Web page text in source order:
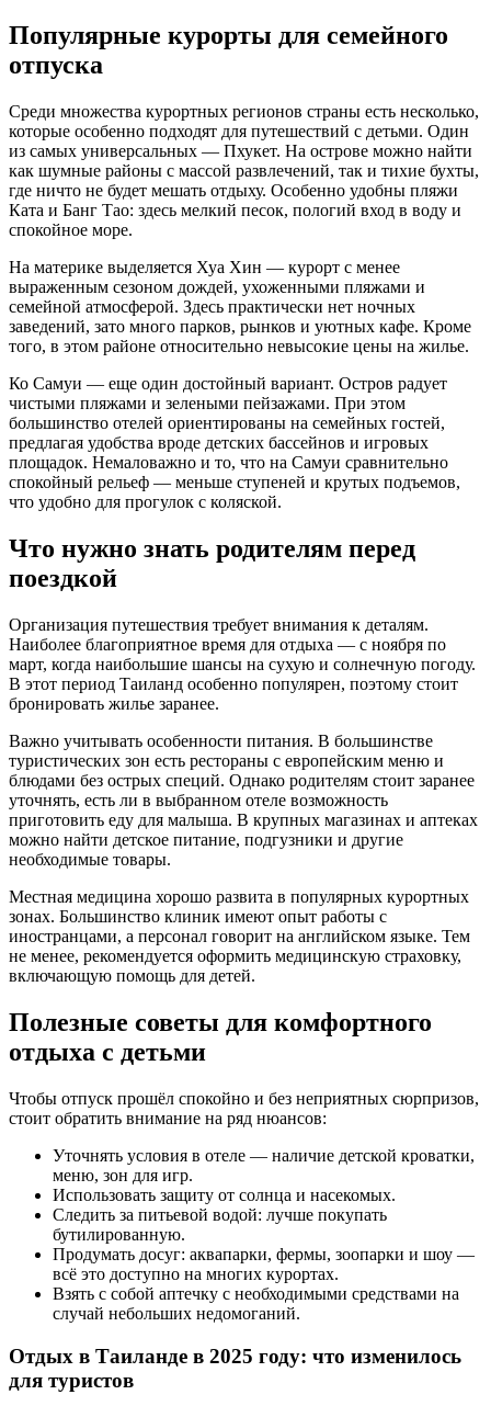
Популярные курорты для семейного
отпуска
Среди множества курортных регионов страны есть несколько,
которые особенно подходят для путешествий с детьми. Один
из самых универсальных — Пхукет. На острове можно найти
как шумные районы с массой развлечений, так и тихие бухты,
где ничто не будет мешать отдыху. Особенно удобны пляжи
Ката и Банг Тао: здесь мелкий песок, пологий вход в воду и
спокойное море.
На материке выделяется Хуа Хин — курорт с менее
выраженным сезоном дождей, ухоженными пляжами и
семейной атмосферой. Здесь практически нет ночных
заведений, зато много парков, рынков и уютных кафе. Кроме
того, в этом районе относительно невысокие цены на жилье.
Ко Самуи — еще один достойный вариант. Остров радует
чистыми пляжами и зелеными пейзажами. При этом
большинство отелей ориентированы на семейных гостей,
предлагая удобства вроде детских бассейнов и игровых
площадок. Немаловажно и то, что на Самуи сравнительно
спокойный рельеф — меньше ступеней и крутых подъемов,
что удобно для прогулок с коляской.
Что нужно знать родителям перед
поездкой
Организация путешествия требует внимания к деталям.
Наиболее благоприятное время для отдыха — с ноября по
март, когда наибольшие шансы на сухую и солнечную погоду.
В этот период Таиланд особенно популярен, поэтому стоит
бронировать жилье заранее.
Важно учитывать особенности питания. В большинстве
туристических зон есть рестораны с европейским меню и
блюдами без острых специй. Однако родителям стоит заранее
уточнять, есть ли в выбранном отеле возможность
приготовить еду для малыша. В крупных магазинах и аптеках
можно найти детское питание, подгузники и другие
необходимые товары.
Местная медицина хорошо развита в популярных курортных
зонах. Большинство клиник имеют опыт работы с
иностранцами, а персонал говорит на английском языке. Тем
не менее, рекомендуется оформить медицинскую страховку,
включающую помощь для детей.
Полезные советы для комфортного
отдыха с детьми
Чтобы отпуск прошёл спокойно и без неприятных сюрпризов,
стоит обратить внимание на ряд нюансов:
Уточнять условия в отеле — наличие детской кроватки,
меню, зон для игр.
Использовать защиту от солнца и насекомых.
Следить за питьевой водой: лучше покупать
бутилированную.
Продумать досуг: аквапарки, фермы, зоопарки и шоу —
всё это доступно на многих курортах.
Взять с собой аптечку с необходимыми средствами на
случай небольших недомоганий.
Отдых в Таиланде в 2025 году: что изменилось
для туристов